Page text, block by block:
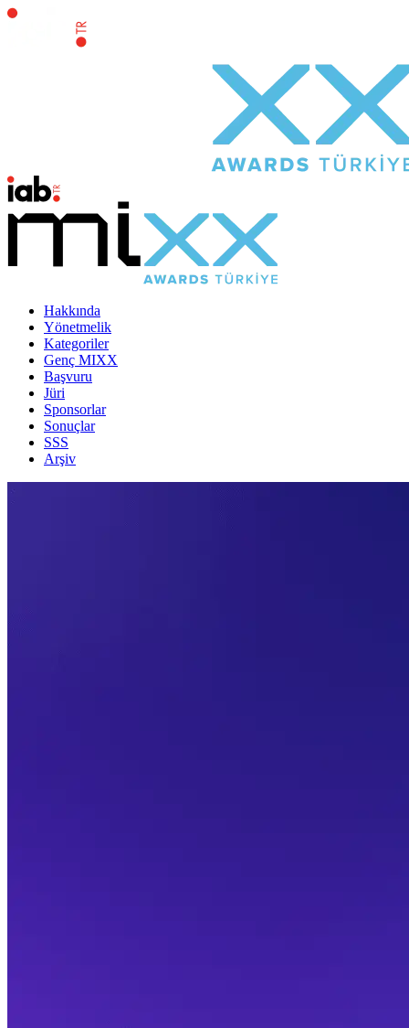
Hakkında
Yönetmelik
Kategoriler
Genç MIXX
Başvuru
Jüri
Sponsorlar
Sonuçlar
SSS
Arşiv